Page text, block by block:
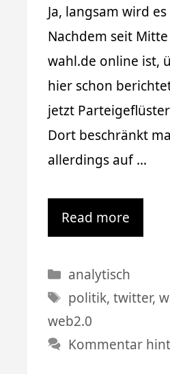
Ja, langsam wird
Nachdem seit
wahl.de online ist,
hier schon
jetzt
Dort beschränkt
allerdings auf …
Read more
Kategorien
analytisch
Schlagwörter
politik,twitter,
web2.0
Kommentar